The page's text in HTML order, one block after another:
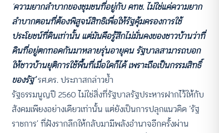
ความยากลำบากของชุมชนที่อยู่กับ คทช. ไม่ใช่แค่ความยาก
ลำบากตอนที่ต้องพิสูจน์สิทธิเพื่อให้รัฐคุ้มครองการใช้
ประโยชน์ที่ดินเท่านั้น แต่มันคือรู้สึกไม่มั่นคงของชาวบ้านว่าที่
ดินที่อยู่ตกทอดกันมาหลายรุ่นอายุคน รัฐบาลสามารถบอก
ให้ชาวบ้านยุติการใช้พื้นที่เมื่อใดก็ได้ เพราะถือเป็นกรรมสิทธิ์
ของรัฐ’รศ.ดร. ประภาสกล่าวย้ำ
รัฐธรรมนูญปี 2560 ไม่ใช่สิ่งที่รัฐบาลรัฐประหารฝากไว้ให้กับ
สังคมเพียงอย่างเดียวเท่านั้น แต่ยังเป็นการปลุกแนวคิด ‘รัฐ
ราชการ’ ที่ฝังรากลึกให้กลับมามีพลังอำนาจอีกครั้งผ่าน